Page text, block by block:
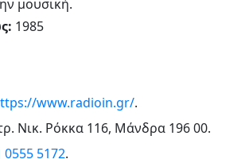
μουσική.
1985
www.radioin.gr/.
Νικ. Ρόκκα 116, Μάνδρα 196 00.
0555 5172.